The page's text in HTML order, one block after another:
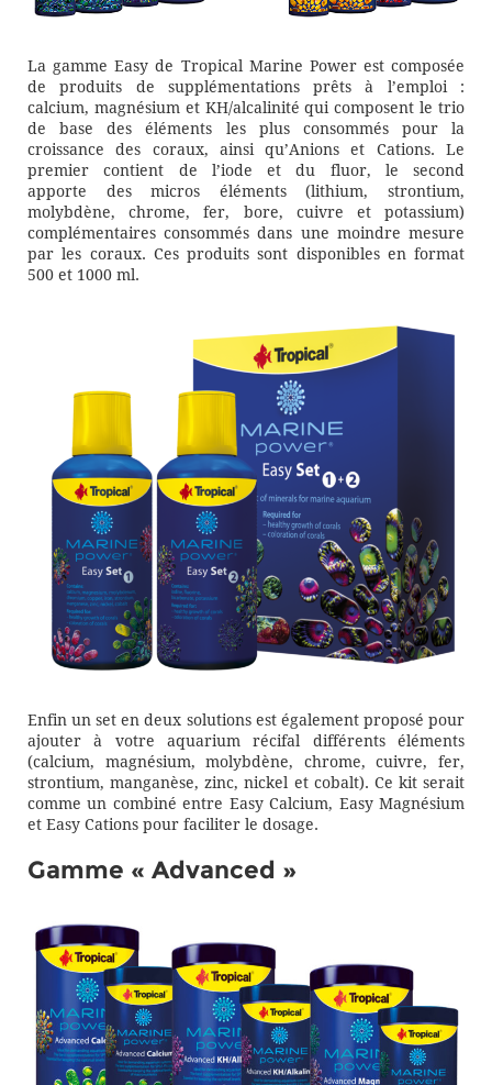
La gamme Easy de Tropical Marine Power est composée
de produits de supplémentations prêts à l’emploi :
calcium, magnésium et KH/alcalinité qui composent le trio
de base des éléments les plus consommés pour la
croissance des coraux, ainsi qu’Anions et Cations. Le
premier contient de l’iode et du fluor, le second
apporte des micros éléments (lithium, strontium,
molybdène, chrome, fer, bore, cuivre et potassium)
complémentaires consommés dans une moindre mesure
par les coraux. Ces produits sont disponibles en format
500 et 1000 ml.
Enfin un set en deux solutions est également proposé pour
ajouter à votre aquarium récifal différents éléments
(calcium, magnésium, molybdène, chrome, cuivre, fer,
strontium, manganèse, zinc, nickel et cobalt). Ce kit serait
comme un combiné entre Easy Calcium, Easy Magnésium
et Easy Cations pour faciliter le dosage.
Gamme « Advanced »